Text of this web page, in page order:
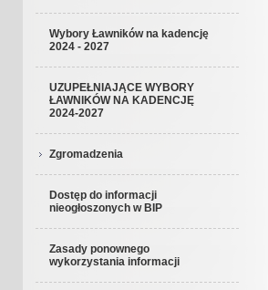
Wybory Ławników na kadencję
2024 - 2027
UZUPEŁNIAJĄCE WYBORY
ŁAWNIKÓW NA KADENCJĘ
2024-2027
Zgromadzenia
Dostęp do informacji
nieogłoszonych w BIP
Zasady ponownego
wykorzystania informacji